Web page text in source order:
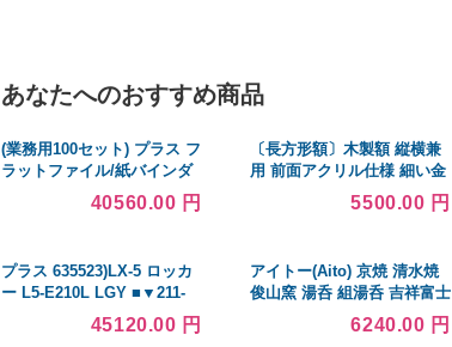
あなたへのおすすめ商品
(業務用100セット) プラス フ
ラットファイル/紙バインダ
ー 〔A4/2穴 10冊入り〕
021N アイボリー
40560.00 円
〔長方形額〕木製額 縦横兼
用 前面アクリル仕様 細い金
（500×250mm）シルバー
5500.00 円
プラス 635523)LX-5 ロッカ
ー L5-E210L LGY ■▼211-
9897 L5-E210L LGY 1台
45120.00 円
アイトー(Aito) 京焼 清水焼
俊山窯 湯呑 組湯呑 吉祥富士
6240.00 円